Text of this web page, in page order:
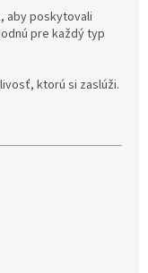
aby poskytovali
pre každý typ
ktorú si zaslúži.